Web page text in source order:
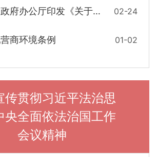
《关于严格规范涉企行政检查的实施方案》的通知 02-24
商环境条例 01-02
传贯彻习近平法治思
央全面依法治国工作
会议精神